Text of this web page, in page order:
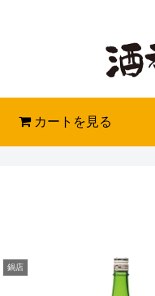
カートを見る
鍋店